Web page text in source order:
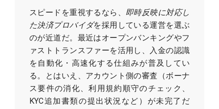
スピードを重視するなら、 即時反映に対応し
た決済プロバイダを採用している運営を選ぶ
のが近道だ。最近はオープンバンキングやフ
ァストトランスファーを活用し、入金の認識
を自動化・高速化する仕組みが普及してい
る。とはいえ、アカウント側の審査（ボーナ
ス要件の消化、利用規約順守のチェック、
KYC追加書類の提出状況など）が未完了だ